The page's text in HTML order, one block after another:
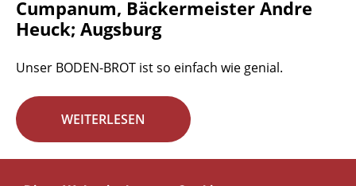
Cumpanum, Bäckermeister Andre
Heuck; Augsburg
Unser BODEN-BROT ist so einfach wie genial.
WEITERLESEN